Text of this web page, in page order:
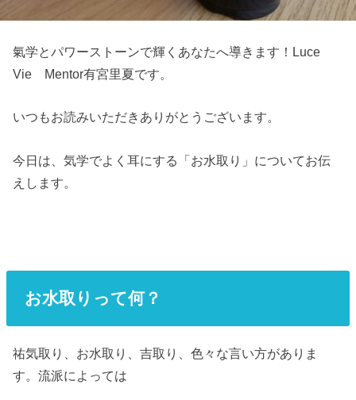
氣学とパワーストーンで輝くあなたへ導きます！Luce
Vie Mentor有宮里夏です。
いつもお読みいただきありがとうございます。
今日は、気学でよく耳にする「お水取り」についてお伝
えします。
お水取りって何？
祐気取り、お水取り、吉取り、色々な言い方がありま
す。流派によっては